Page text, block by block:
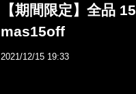
【期間限定】全品
mas15off
2021/12/15 19:33